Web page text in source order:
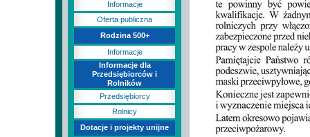
Informacje
Oferta publiczna
Rodzina 500+
Informacje
Informacje dla
Przedsiębiorców i
Rolników
Przedsiębiorcy
Rolnicy
Dotacje i projekty unijne